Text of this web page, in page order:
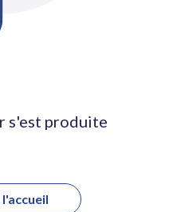
s'est produite